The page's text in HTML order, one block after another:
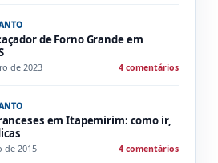
de Forno Grande em
de 2023 4 comentários
em Itapemirim: como ir,
de 2015 4 comentários